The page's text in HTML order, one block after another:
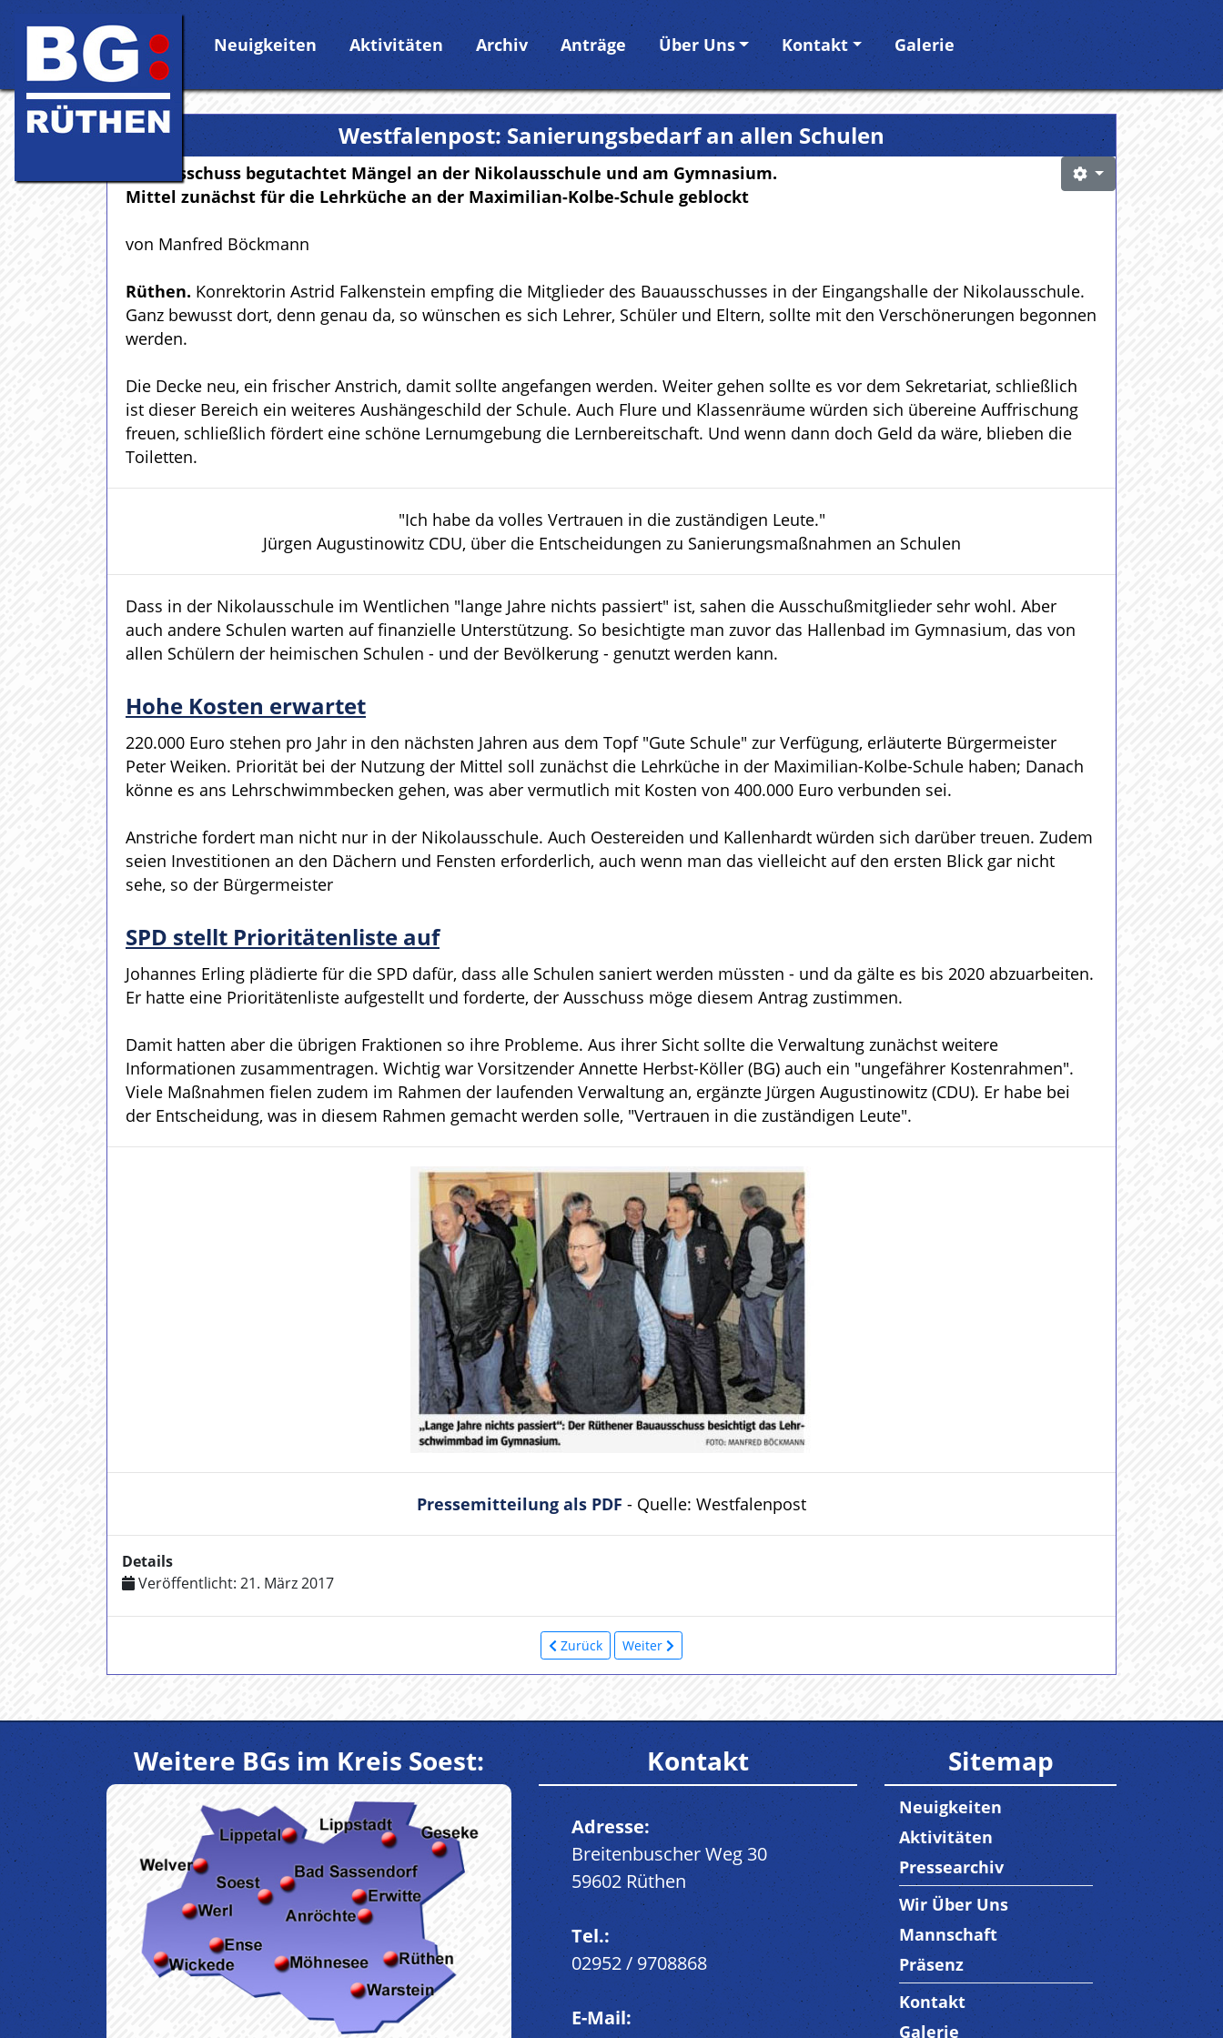
Neuigkeiten Aktivitäten Archiv Anträge Über Uns Kontakt Galerie
Westfalenpost: Sanierungsbedarf an allen Schulen
Bauausschuss begutachtet Mängel an der Nikolausschule und am Gymnasium.
Mittel zunächst für die Lehrküche an der Maximilian-Kolbe-Schule geblockt
von Manfred Böckmann
Rüthen. Konrektorin Astrid Falkenstein empﬁng die Mitglieder des Bauausschusses in der Eingangshalle der Nikolausschule.
Ganz bewusst dort, denn genau da, so wünschen es sich Lehrer, Schüler und Eltern, sollte mit den Verschönerungen begonnen
werden.
Die Decke neu, ein frischer Anstrich, damit sollte angefangen werden. Weiter gehen sollte es vor dem Sekretariat, schließlich
ist dieser Bereich ein weiteres Aushängeschild der Schule. Auch Flure und Klassenräume würden sich übereine Auffrischung
freuen, schließlich fördert eine schöne Lernumgebung die Lernbereitschaft. Und wenn dann doch Geld da wäre, blieben die
Toiletten.
"Ich habe da volles Vertrauen in die zuständigen Leute."
Jürgen Augustinowitz CDU, über die Entscheidungen zu Sanierungsmaßnahmen an Schulen
Dass in der Nikolausschule im Wentlichen "lange Jahre nichts passiert" ist, sahen die Ausschußmitglieder sehr wohl. Aber
auch andere Schulen warten auf finanzielle Unterstützung. So besichtigte man zuvor das Hallenbad im Gymnasium, das von
allen Schülern der heimischen Schulen - und der Bevölkerung - genutzt werden kann.
Hohe Kosten erwartet
220.000 Euro stehen pro Jahr in den nächsten Jahren aus dem Topf "Gute Schule" zur Verfügung, erläuterte Bürgermeister
Peter Weiken. Priorität bei der Nutzung der Mittel soll zunächst die Lehrküche in der Maximilian-Kolbe-Schule haben; Danach
könne es ans Lehrschwimmbecken gehen, was aber vermutlich mit Kosten von 400.000 Euro verbunden sei.
Anstriche fordert man nicht nur in der Nikolausschule. Auch Oestereiden und Kallenhardt würden sich darüber treuen. Zudem
seien Investitionen an den Dächern und Fensten erforderlich, auch wenn man das vielleicht auf den ersten Blick gar nicht
sehe, so der Bürgermeister
SPD stellt Prioritätenliste auf
Johannes Erling plädierte für die SPD dafür, dass alle Schulen saniert werden müssten - und da gälte es bis 2020 abzuarbeiten.
Er hatte eine Prioritätenliste aufgestellt und forderte, der Ausschuss möge diesem Antrag zustimmen.
Damit hatten aber die übrigen Fraktionen so ihre Probleme. Aus ihrer Sicht sollte die Verwaltung zunächst weitere
Informationen zusammentragen. Wichtig war Vorsitzender Annette Herbst-Köller (BG) auch ein "ungefährer Kostenrahmen".
Viele Maßnahmen fielen zudem im Rahmen der laufenden Verwaltung an, ergänzte Jürgen Augustinowitz (CDU). Er habe bei
der Entscheidung, was in diesem Rahmen gemacht werden solle, "Vertrauen in die zuständigen Leute".
Pressemitteilung als PDF - Quelle: Westfalenpost
Details
Veröffentlicht: 21. März 2017
Zurück Weiter
Weitere BGs im Kreis Soest: Kontakt
Adresse:
Breitenbuscher Weg 30
59602 Rüthen
Tel.:
02952 / 9708868
E-Mail:
Sitemap
Neuigkeiten
Aktivitäten
Pressearchiv
Trenner3
Wir Über Uns
Mannschaft
Präsenz
Trenner4
Kontakt
Galerie